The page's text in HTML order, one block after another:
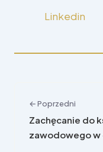
Linkedin
← Poprzedni
Zachęcanie do
zawodowego w